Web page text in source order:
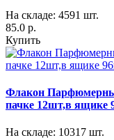
На складе: 4591 шт.
85.0 р.
Купить
Флакон
пачке 12шт,в ящике
На складе: 10317 шт.